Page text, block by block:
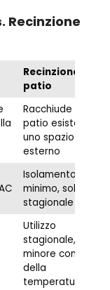
Recinzione
Recinzione per
patio
Racchiude un
patio esistente o
uno spazio
esterno
Isolamento
minimo, solo uso
stagionale
Utilizzo
stagionale,
minore controllo
della
temperatura